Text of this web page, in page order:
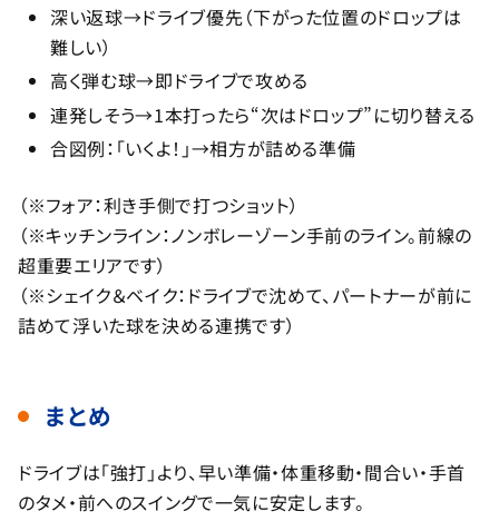
深い返球→ドライブ優先（下がった位置のドロップは
難しい）
高く弾む球→即ドライブで攻める
連発しそう→1本打ったら“次はドロップ”に切り替える
合図例：「いくよ！」→相方が詰める準備
（※フォア：利き手側で打つショット）
（※キッチンライン：ノンボレーゾーン手前のライン。前線の
超重要エリアです）
（※シェイク＆ベイク：ドライブで沈めて、パートナーが前に
詰めて浮いた球を決める連携です）
まとめ
ドライブは「強打」より、早い準備・体重移動・間合い・手首
のタメ・前へのスイングで一気に安定します。